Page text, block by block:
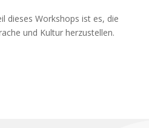
dieses Workshops ist es, die
und Kultur herzustellen.